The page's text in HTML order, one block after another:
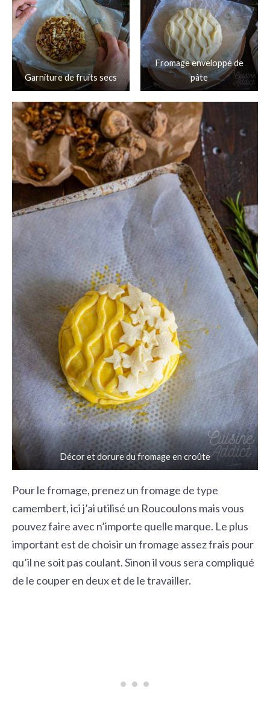
Garniture de fruits secs
Fromage enveloppé de
pâte
Décor et dorure du fromage en croûte
Pour le fromage, prenez un fromage de type
camembert, ici j’ai utilisé un Roucoulons mais vous
pouvez faire avec n’importe quelle marque. Le plus
important est de choisir un fromage assez frais pour
qu’il ne soit pas coulant. Sinon il vous sera compliqué
de le couper en deux et de le travailler.